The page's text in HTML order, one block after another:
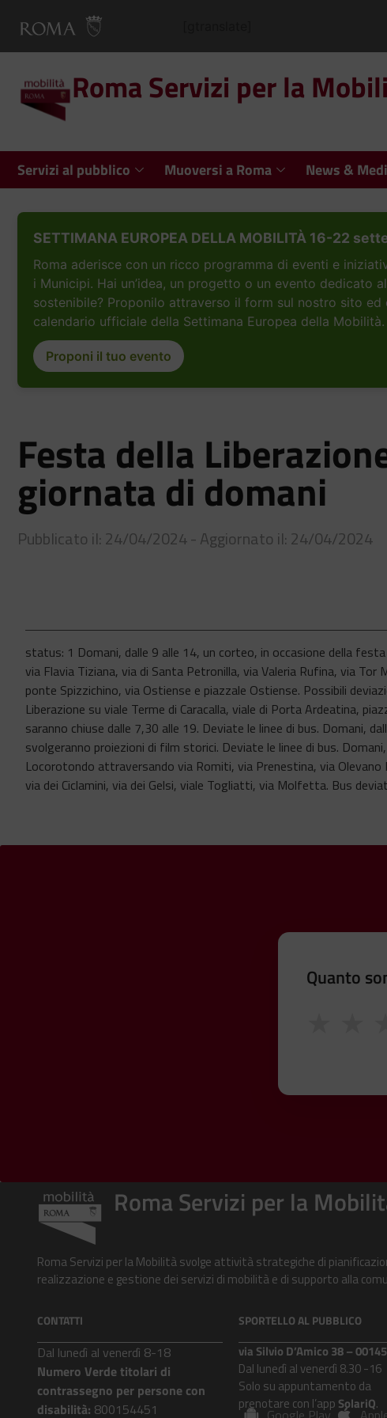
Roma Servizi per la
Servizi al pubblico Muoversi a Roma News &
SETTIMANA EUROPEA DELLA MOBILITÀ 16-22
Roma aderisce con un ricco programma di eventi e
i Municipi. Hai un’idea, un progetto o un evento dedicato
sostenibile? Proponilo attraverso il form sul nostro sito ed
calendario ufficiale della Settimana Europea della Mobilità.
Proponi il tuo evento
Festa della
giornata di domani
Pubblicato il: 24/04/2024 - Aggiornato il: 24/04/2024
status: 1 Domani, dalle 9 alle 14, un corteo, in occasione della
via Flavia Tiziana, via di Santa Petronilla, via Valeria Rufina, via
ponte Spizzichino, via Ostiense e piazzale Ostiense. Possibili
Liberazione su viale Terme di Caracalla, viale di Porta Ardeatina,
saranno chiuse dalle 7,30 alle 19. Deviate le linee di bus. Domani,
svolgeranno proiezioni di film storici. Deviate le linee di bus.
Locorotondo attraversando via Romiti, via Prenestina, via Olevano
via dei Ciclamini, via dei Gelsi, viale Togliatti, via Molfetta. Bus
Quanto
Roma Servizi per la
Roma Servizi per la Mobilità svolge attività strategiche di
realizzazione e gestione dei servizi di mobilità e di supporto alla
CONTATTI
Dal lunedì al venerdì 8-18
Numero Verde titolari di
contrassegno per persone con
disabilità: 800154451
SPORTELLO AL PUBBLICO
via Silvio D’Amico 38 –
Dal lunedì al venerdì 8.30 -16
Solo su appuntamento da
prenotare con l’app SolariQ.